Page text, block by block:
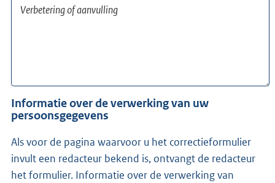
Informatie over de verwerking van uw
persoonsgegevens
Als voor de pagina waarvoor u het correctieformulier
invult een redacteur bekend is, ontvangt de redacteur
het formulier. Informatie over de verwerking van